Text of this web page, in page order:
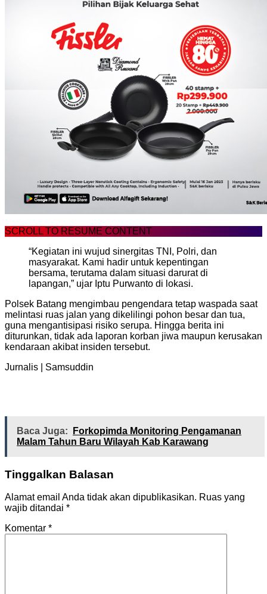
SCROLL TO RESUME CONTENT
“Kegiatan ini wujud sinergitas TNI, Polri, dan
masyarakat. Kami hadir untuk kepentingan
bersama, terutama dalam situasi darurat di
lapangan,” ujar Iptu Purwanto di lokasi.
Polsek Batang mengimbau pengendara tetap waspada saat
melintasi ruas jalan yang dikelilingi pohon besar dan tua,
guna mengantisipasi risiko serupa. Hingga berita ini
diturunkan, tidak ada laporan korban jiwa maupun kerusakan
kendaraan akibat insiden tersebut.
Jurnalis | Samsuddin
Baca Juga:
Forkopimda Monitoring Pengamanan
Malam Tahun Baru Wilayah Kab Karawang
Tinggalkan Balasan
Alamat email Anda tidak akan dipublikasikan. Ruas yang
wajib ditandai *
Komentar *